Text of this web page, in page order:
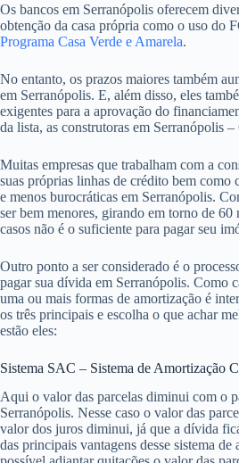
Os bancos em Serranópolis oferecem
obtenção da casa própria como o uso do
Programa Casa Verde e Amarela.
No entanto, os prazos maiores também
em Serranópolis. E, além disso, eles
exigentes para a aprovação do
da lista, as construtoras em Serranópolis –
Muitas empresas que trabalham com a
suas próprias linhas de crédito bem
e menos burocráticas em Serranópolis.
ser bem menores, girando em torno de 60
casos não é o suficiente para pagar seu
Outro ponto a ser considerado é o
pagar sua dívida em Serranópolis. Como
uma ou mais formas de amortização é
os três principais e escolha o que achar
estão eles:
Sistema SAC – Sistema de Amortização
Aqui o valor das parcelas diminui com o
Serranópolis. Nesse caso o valor das
valor dos juros diminui, já que a dívida
das principais vantagens desse sistema